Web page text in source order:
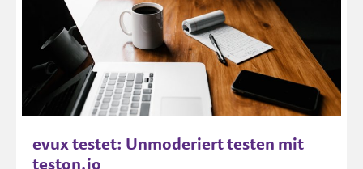
evux testet: Unmoderiert testen mit
teston.io